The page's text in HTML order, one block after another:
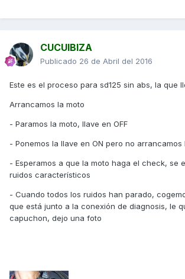
CUCUIBIZA
Publicado 26 de Abril del 2016
Este es el proceso para sd125 sin abs, la que
Arrancamos la moto
- Paramos la moto, llave en OFF
- Ponemos la llave en ON pero no arrancamos
- Esperamos a que la moto haga el check, se
ruidos característicos
- Cuando todos los ruidos han parado,
que está junto a la conexión de diagnosis, le
capuchon, dejo una foto